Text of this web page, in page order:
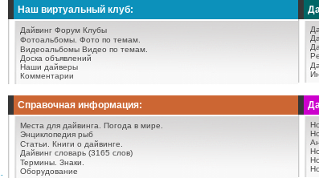
Наш виртуальный клуб:
Дайвинг Форум Клубы
Фотоальбомы. Фото по темам.
Видеоальбомы Видео по темам.
Доска объявлений
Наши дайверы
Комментарии
Справочная информация:
Места для дайвинга.
Погода в мире.
Энциклопедия рыб
Статьи.
Книги о дайвинге.
Дайвинг словарь (3165 слов)
Термины. Знаки.
Оборудование